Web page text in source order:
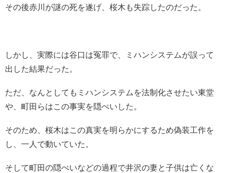
その後赤川が謎の死を遂げ、桜木も失踪したのだった。
しかし、実際には谷口は冤罪で、ミハンシステムが誤って
出した結果だった。
ただ、なんとしてもミハンシステムを法制化させたい東堂
や、町田らはこの事実を隠ぺいした。
そのため、桜木はこの真実を明らかにするため偽装工作を
し、一人で動いていた。
そして町田の隠ぺいなどの過程で井沢の妻と子供は亡くな